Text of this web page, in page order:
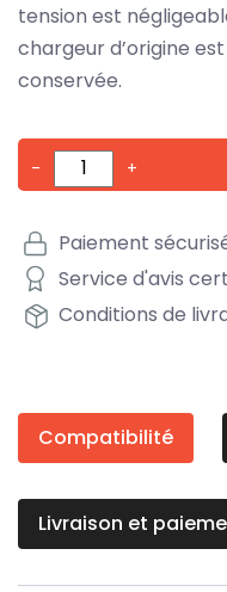
tension est
chargeur d’origine
conservée.
- +
Paiement
Service d'avis
Conditions de
Compatibilité
Livraison et